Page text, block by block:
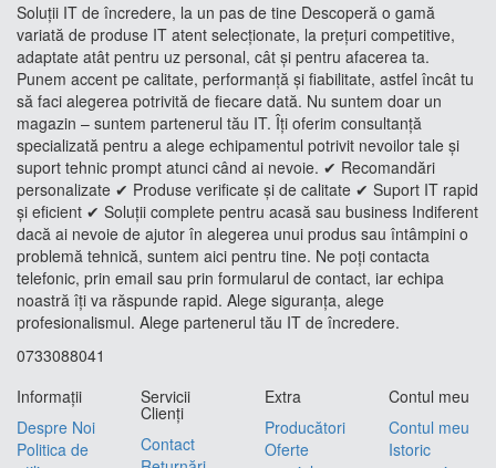
Soluții IT de încredere, la un pas de tine Descoperă o gamă
variată de produse IT atent selecționate, la prețuri competitive,
adaptate atât pentru uz personal, cât și pentru afacerea ta.
Punem accent pe calitate, performanță și fiabilitate, astfel încât tu
să faci alegerea potrivită de fiecare dată. Nu suntem doar un
magazin – suntem partenerul tău IT. Îți oferim consultanță
specializată pentru a alege echipamentul potrivit nevoilor tale și
suport tehnic prompt atunci când ai nevoie. ✔ Recomandări
personalizate ✔ Produse verificate și de calitate ✔ Suport IT rapid
și eficient ✔ Soluții complete pentru acasă sau business Indiferent
dacă ai nevoie de ajutor în alegerea unui produs sau întâmpini o
problemă tehnică, suntem aici pentru tine. Ne poți contacta
telefonic, prin email sau prin formularul de contact, iar echipa
noastră îți va răspunde rapid. Alege siguranța, alege
profesionalismul. Alege partenerul tău IT de încredere.
0733088041
Informaţii
Despre Noi
Politica de
Servicii
Clienţi
Contact
Extra
Producători
Oferte
Contul meu
Contul meu
Istoric